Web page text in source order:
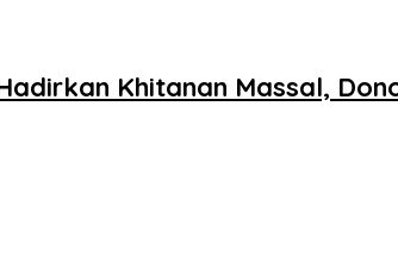
Khitanan Massal,